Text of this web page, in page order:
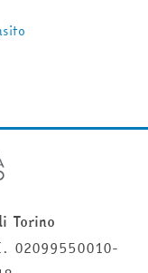
Torino
02099550010-